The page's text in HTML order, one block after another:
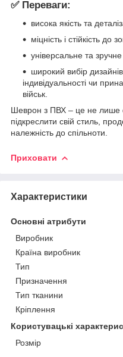
✅ Переваги:
висока якість та
міцність і стійкість до
універсальне та
широкий вибір
індивідуальності чи
військ.
Шеврон з ПВХ – це не лише
підкреслити свій стиль,
належність до спільноти.
Приховати
Характеристики
Основні атрибути
Виробник
Країна виробник
Тип
Призначення
Тип тканини
Кріплення
Користувацькі
Розмір